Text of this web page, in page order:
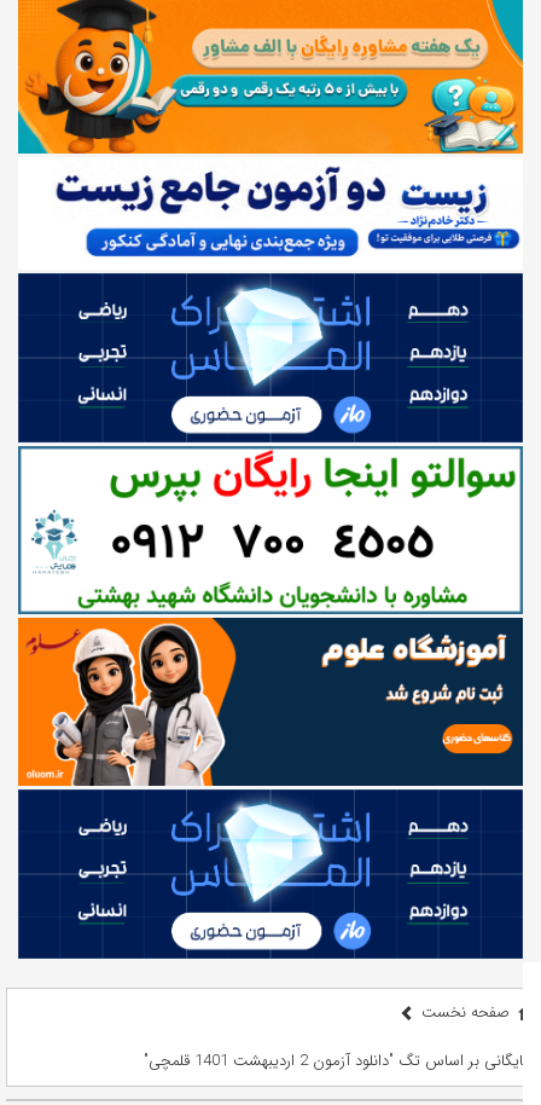
صفحه نخست
بایگانی بر اساس تگ "دانلود آزمون 2 اردیبهشت 1401 قلمچی"